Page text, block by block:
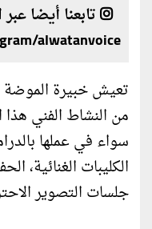
تابعنا أيضا
alwatanvoice
تعيش خبيرة الموضة
من النشاط الفني
سواء في عملها
الكليبات الغنائية،
جلسات التصوير